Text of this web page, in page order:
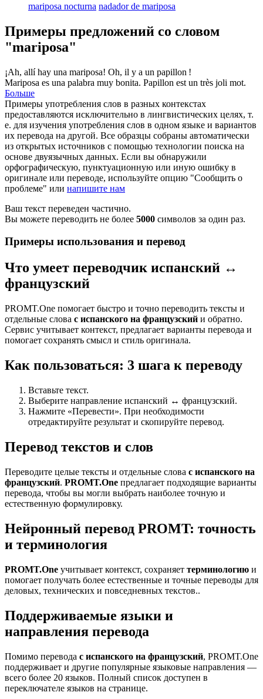
mariposa nocturna nadador de mariposa
Примеры предложений со словом
"mariposa"
¡Ah, allí hay una mariposa! Oh, il y a un papillon !
Mariposa es una palabra muy bonita. Papillon est un très joli mot.
Больше
Примеры употребления слов в разных контекстах
предоставляются исключительно в лингвистических целях, т.
е. для изучения употребления слов в одном языке и вариантов
их перевода на другой. Все образцы собраны автоматически
из открытых источников с помощью технологии поиска на
основе двуязычных данных. Если вы обнаружили
орфографическую, пунктуационную или иную ошибку в
оригинале или переводе, используйте опцию "Сообщить о
проблеме" или напишите нам
Ваш текст переведен частично.
Вы можете переводить не более 5000 символов за один раз.
Примеры использования и перевод
Что умеет переводчик испанский ↔
французский
PROMT.One помогает быстро и точно переводить тексты и
отдельные слова с испанского на французский и обратно.
Сервис учитывает контекст, предлагает варианты перевода и
помогает сохранять смысл и стиль оригинала.
Как пользоваться: 3 шага к переводу
Вставьте текст.
Выберите направление испанский ↔ французский.
Нажмите «Перевести». При необходимости
отредактируйте результат и скопируйте перевод.
Перевод текстов и слов
Переводите целые тексты и отдельные слова с испанского на
французский. PROMT.One предлагает подходящие варианты
перевода, чтобы вы могли выбрать наиболее точную и
естественную формулировку.
Нейронный перевод PROMT: точность
и терминология
PROMT.One учитывает контекст, сохраняет терминологию и
помогает получать более естественные и точные переводы для
деловых, технических и повседневных текстов..
Поддерживаемые языки и
направления перевода
Помимо перевода с испанского на французский, PROMT.One
поддерживает и другие популярные языковые направления —
всего более 20 языков. Полный список доступен в
переключателе языков на странице.